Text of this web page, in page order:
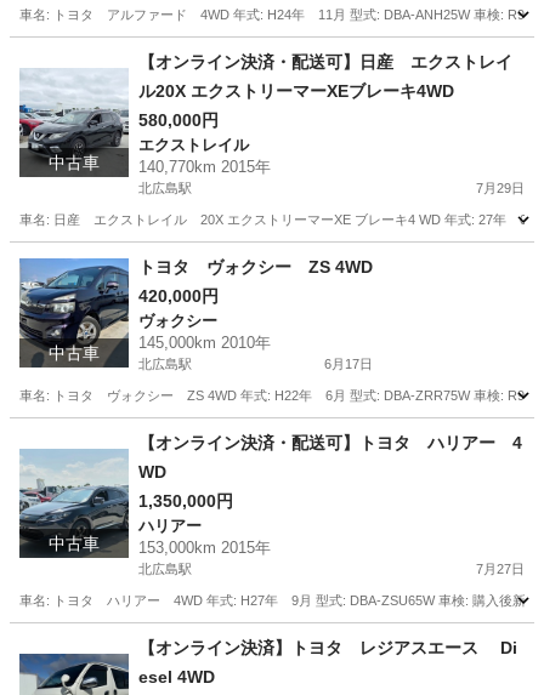
車名: トヨタ アルファード 4WD 年式: H24年 11月 型式: DBA-ANH25W 車検: R9 11
北広島市 北広島駅 アルファード 走行距離
中古車
【オンライン決済・配送可】日産 エクストレイ
ル20X エクストリーマーXEブレーキ4WD
580,000円
エクストレイル
140,770km 2015年
北広島駅 7月29日
車名: 日産 エクストレイル 20X エクストリーマーXE ブレーキ4 WD 年式: 27年 03
北海道 北広島市 北広島駅
中古車
トヨタ ヴォクシー ZS 4WD
420,000円
ヴォクシー
145,000km 2010年
北広島駅 6月17日
車名: トヨタ ヴォクシー ZS 4WD 年式: H22年 6月 型式: DBA-ZRR75W 車検: R9 6
北広島市 北広島駅 ヴォクシー 走行距離
中古車
【オンライン決済・配送可】トヨタ ハリアー 4
WD
1,350,000円
ハリアー
153,000km 2015年
北広島駅 7月27日
車名: トヨタ ハリアー 4WD 年式: H27年 9月 型式: DBA-ZSU65W 車検: 購入後新し
北広島市 北広島駅 ハリアー 走行距離
【オンライン決済】トヨタ レジアスエース Di
esel 4WD